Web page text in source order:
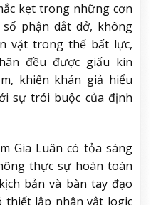
kẹt trong những cơn
phận dắt dở, không
vặt trong thế bất lực,
đều được giấu kín
khiến khán giả hiểu
sự trói buộc của định
Gia Luân có tỏa sáng
thực sự hoàn toàn
bản và bàn tay đạo
thiết lập nhân vật logic